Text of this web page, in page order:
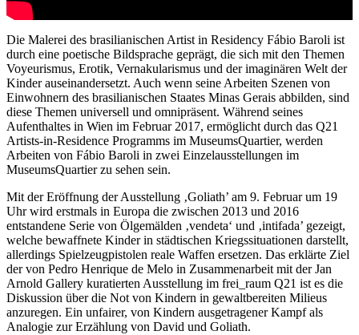
Die Malerei des brasilianischen Artist in Residency Fábio Baroli ist
durch eine poetische Bildsprache geprägt, die sich mit den Themen
Voyeurismus, Erotik, Vernakularismus und der imaginären Welt der
Kinder auseinandersetzt. Auch wenn seine Arbeiten Szenen von
Einwohnern des brasilianischen Staates Minas Gerais abbilden, sind
diese Themen universell und omnipräsent. Während seines
Aufenthaltes in Wien im Februar 2017, ermöglicht durch das Q21
Artists-in-Residence Programms im MuseumsQuartier, werden
Arbeiten von Fábio Baroli in zwei Einzelausstellungen im
MuseumsQuartier zu sehen sein.
Mit der Eröffnung der Ausstellung ‚Goliath’ am 9. Februar um 19
Uhr wird erstmals in Europa die zwischen 2013 und 2016
entstandene Serie von Ölgemälden ‚vendeta‘ und ‚intifada’ gezeigt,
welche bewaffnete Kinder in städtischen Kriegssituationen darstellt,
allerdings Spielzeugpistolen reale Waffen ersetzen. Das erklärte Ziel
der von Pedro Henrique de Melo in Zusammenarbeit mit der Jan
Arnold Gallery kuratierten Ausstellung im frei_raum Q21 ist es die
Diskussion über die Not von Kindern in gewaltbereiten Milieus
anzuregen. Ein unfairer, von Kindern ausgetragener Kampf als
Analogie zur Erzählung von David und Goliath.